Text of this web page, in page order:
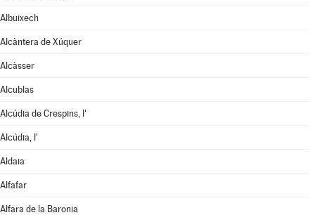
Albuixech
Alcàntera de Xúquer
Alcàsser
Alcublas
Alcúdia de Crespins, l'
Alcúdia, l'
Aldaia
Alfafar
Alfara de la Baronia